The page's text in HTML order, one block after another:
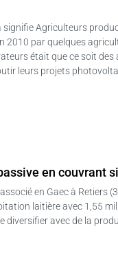
signifie Agriculteurs
2010 par quelques
était que ce soit
leurs projets
en couvrant
en Gaec à Retiers
laitière avec 1,55
diversifier avec de la